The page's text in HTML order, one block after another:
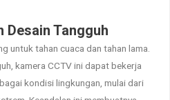
Desain Tangguh
untuk tahan cuaca dan tahan lama.
kamera CCTV ini dapat bekerja
kondisi lingkungan, mulai dari